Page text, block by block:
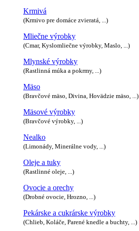
Krmivá
(Krmivo pre domáce zvieratá, ...)
Mliečne výrobky
(Cmar, Kyslomliečne výrobky, Maslo, ...)
Mlynské výrobky
(Rastlinná múka a pokrmy, ...)
Mäso
(Bravčové mäso, Divina, Hovädzie mäso, ...)
Mäsové výrobky
(Bravčové výrobky, ...)
Nealko
(Limonády, Minerálne vody, ...)
Oleje a tuky
(Rastlinné oleje, ...)
Ovocie a orechy
(Drobné ovocie, Hrozno, ...)
Pekárske a cukrárske výrobky
(Chlieb, Koláče, Parené knedle a buchty, ...)